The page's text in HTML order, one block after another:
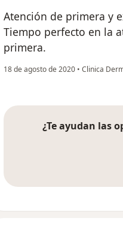
Atención de primera y
Tiempo perfecto en la
primera.
18 de agosto de 2020 • Clinica
¿Te ayudan las